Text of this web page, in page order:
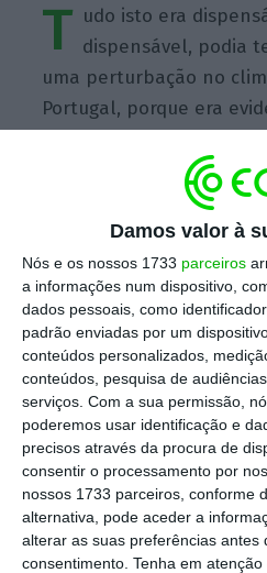
Damos valor à
Nós e os nossos 1733 parceiros
a informações num dispositivo,
dados pessoais, como
padrão enviadas por um
conteúdos personalizados,
conteúdos, pesquisa de
serviços. Com a sua permissão,
poderemos usar identificação e
precisos através da procura de
consentir o processamento por
nossos 1733 parceiros, conforme
alternativa, pode aceder a
alterar as suas preferências antes
consentimento. Tenha em
T udo isto era
dispensável, podia
uma perturbação no
Portugal, porque era
https://eco.sapo.pt/quote/joao-almeida-deputado-do-cds-tudo-isto-era-dispensavel-e-sendo-dispensavel-podia-ter-sido/
Assine o
No momento em que
mais importante do
o jornalismo